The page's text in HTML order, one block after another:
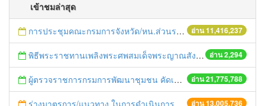
เข้าชมล่าสุด
อ่าน 11,416,237
การประชุมคณะกรมการจังหวัด/หน.ส่วนราชการประจำเดือน มิถุนายน 2558
อ่าน 2,294
พิธีพระราชทานเพลิงพระศพสมเด็จพระญาณสังวร สมเด็จพระสังฆราช สกลมหาสังฆปริณายก จังหวัดพระนครศรีอยุธยา
อ่าน 21,775,788
ผู้ตรวจราชการกรมการพัฒนาชุมชน คัดเลือกข้าราชการและลูกจ้างดีเด่น และหน่วยงานพัฒนาชุมชนใสสะอาด ประจำปี ๒๕๕๔
อ่าน 13,005,736
ร่างมาตรการ/แนวทาง ในการดำเนินการประกอบการตรวจราชการแบบบูรณาการ